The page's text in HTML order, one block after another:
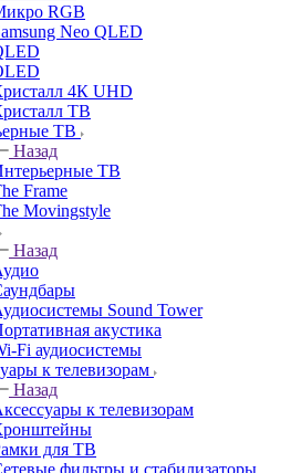
RGB
Neo QLED
4К UHD
ТВ
ТВ
Назад
ТВ
Frame
Movingstyle
Назад
Sound Tower
акустика
Fi аудиосистемы
к телевизорам
Назад
к телевизорам
для ТВ
фильтры и стабилизаторы